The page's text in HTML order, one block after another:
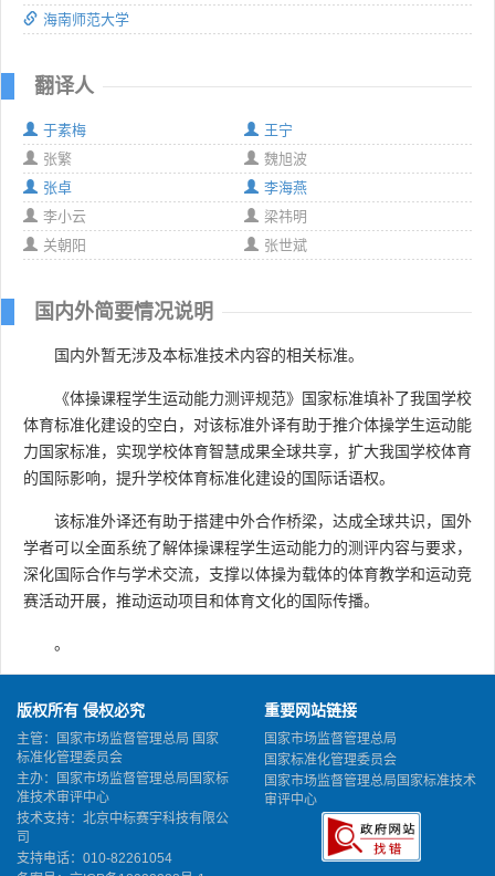
海南师范大学
翻译人
于素梅
王宁
张繁
魏旭波
张卓
李海燕
李小云
梁祎明
关朝阳
张世斌
国内外简要情况说明
国内外暂无涉及本标准技术内容的相关标准。
《体操课程学生运动能力测评规范》国家标准填补了我国学校
体育标准化建设的空白，对该标准外译有助于推介体操学生运动能
力国家标准，实现学校体育智慧成果全球共享，扩大我国学校体育
的国际影响，提升学校体育标准化建设的国际话语权。
该标准外译还有助于搭建中外合作桥梁，达成全球共识，国外
学者可以全面系统了解体操课程学生运动能力的测评内容与要求，
深化国际合作与学术交流，支撑以体操为载体的体育教学和运动竞
赛活动开展，推动运动项目和体育文化的国际传播。
。
版权所有 侵权必究
主管：国家市场监督管理总局 国家
标准化管理委员会
主办：国家市场监督管理总局国家标
准技术审评中心
技术支持：北京中标赛宇科技有限公
司
支持电话：010-82261054
重要网站链接
国家市场监督管理总局
国家标准化管理委员会
国家市场监督管理总局国家标准技术
审评中心